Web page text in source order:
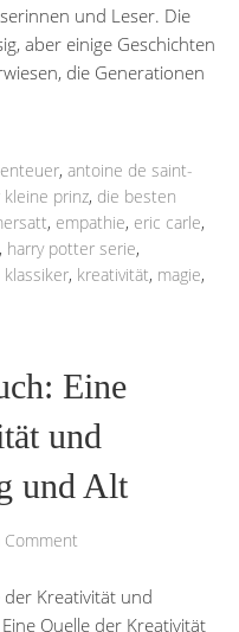
und Leser. Die
aber einige Geschichten
die Generationen
, antoine de saint-
kleine prinz, die besten
, empathie, eric carle,
, harry potter serie,
klassiker, kreativität, magie,
Eine
und
und Alt
Comment
der Kreativität und
Quelle der Kreativität